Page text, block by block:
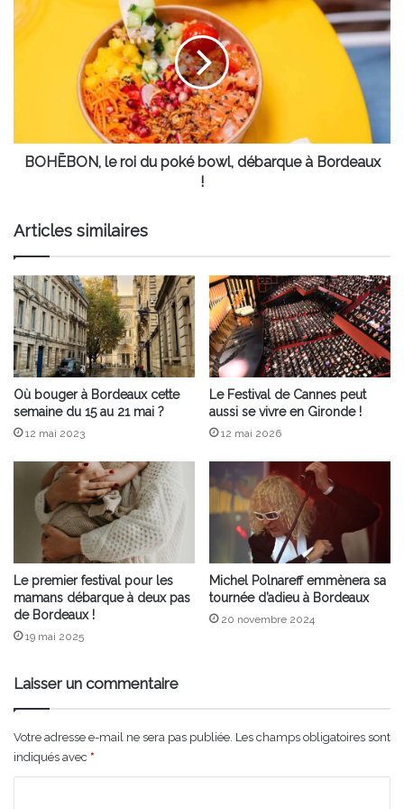
le
roi
Bordeaux
BOHĒBON, le roi du poké bowl, débarque à Bordeaux
!
Articles similaires
Où bouger à Bordeaux cette
semaine du 15 au 21 mai ?
12 mai 2023
Le Festival de Cannes peut
aussi se vivre en Gironde !
12 mai 2026
Le premier festival pour les
mamans débarque à deux pas
de Bordeaux !
19 mai 2025
Michel Polnareff emmènera sa
tournée d’adieu à Bordeaux
20 novembre 2024
Laisser un commentaire
Votre adresse e-mail ne sera pas publiée. Les champs obligatoires sont
indiqués avec *